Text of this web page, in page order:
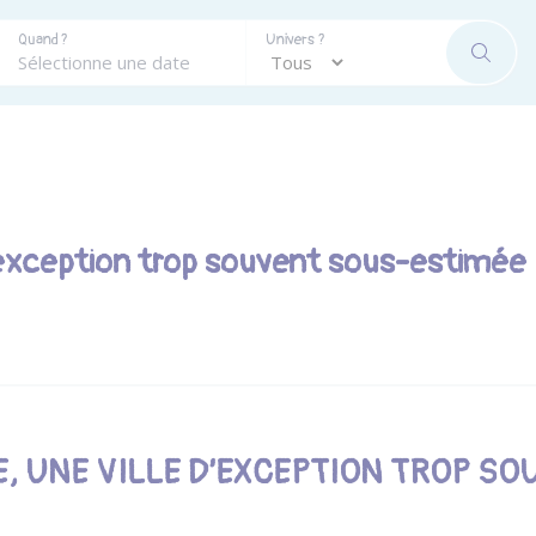
Quand ? Univers ?
trop souvent sous-estimée
UNE VILLE D’EXCEPTION TROP